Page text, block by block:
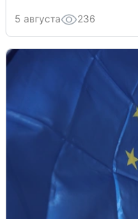
5 августа 236